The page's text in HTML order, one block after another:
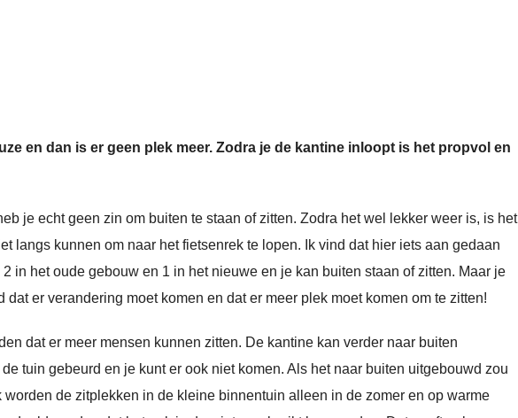
en dan is er geen plek meer. Zodra je de kantine inloopt is het propvol en
je echt geen zin om buiten te staan of zitten. Zodra het wel lekker weer is, is het
langs kunnen om naar het fietsenrek te lopen. Ik vind dat hier iets aan gedaan
in het oude gebouw en 1 in het nieuwe en je kan buiten staan of zitten. Maar je
er verandering moet komen en dat er meer plek moet komen om te zitten!
dat er meer mensen kunnen zitten. De kantine kan verder naar buiten
tuin gebeurd en je kunt er ook niet komen. Als het naar buiten uitgebouwd zou
de zitplekken in de kleine binnentuin alleen in de zomer en op warme